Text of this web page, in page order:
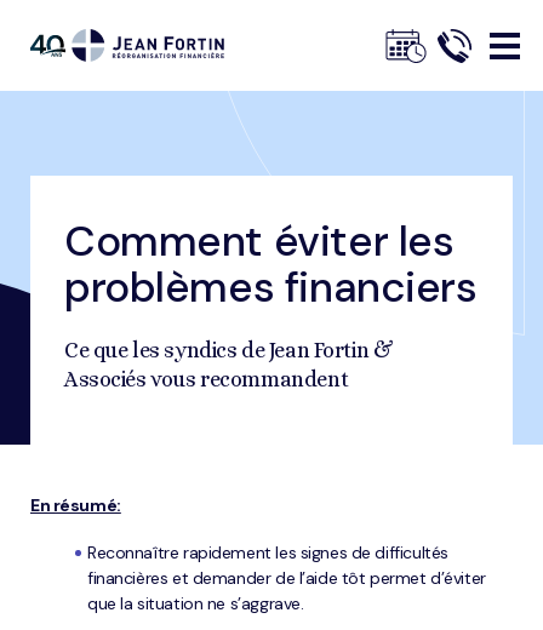
Fortin
d'ariane
Accueil Nos conseils
Conseils de gestion financière
Comment éviter les problèmes financiers
Trustpilot
Comment éviter les
problèmes financiers
Ce que les syndics de Jean Fortin &
Associés vous recommandent
En résumé:
Reconnaître rapidement les signes de difficultés
financières et demander de l’aide tôt permet d’éviter
que la situation ne s’aggrave.